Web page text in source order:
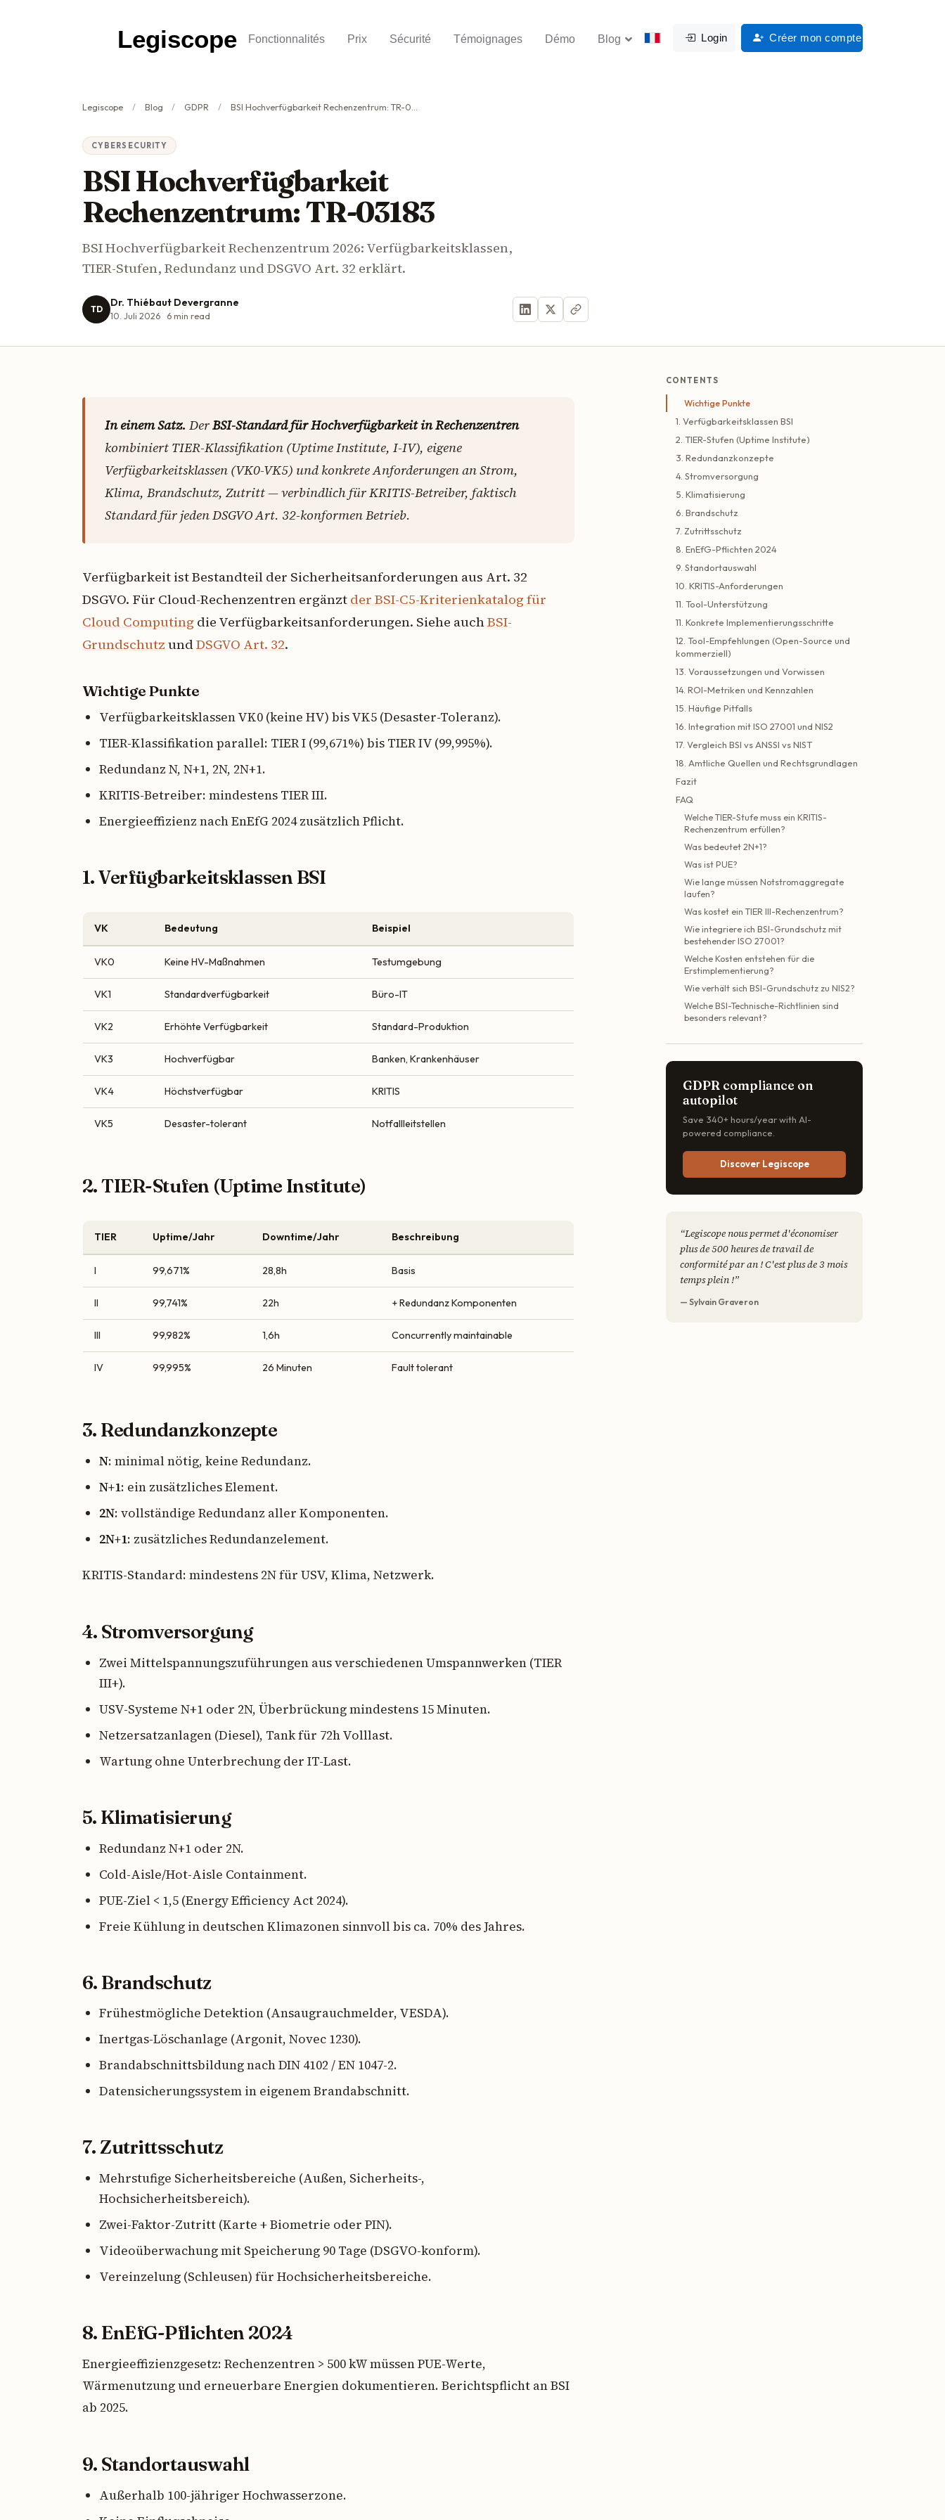
Legiscope Fonctionnalités Prix Sécurité Témoignages Démo Blog Login Créer mon compte
Legiscope Blog GDPR BSI Hochverfügbarkeit Rechenzentrum: TR-03183
CYBERSECURITY
BSI Hochverfügbarkeit
Rechenzentrum: TR-03183
BSI Hochverfügbarkeit Rechenzentrum 2026: Verfügbarkeitsklassen,
TIER-Stufen, Redundanz und DSGVO Art. 32 erklärt.
TD Dr. Thiébaut Devergranne
10. Juli 2026 6 min read
In einem Satz. DerBSI-Standard für Hochverfügbarkeit in Rechenzentren
kombiniert TIER-Klassifikation (Uptime Institute, I-IV), eigene
Verfügbarkeitsklassen (VK0-VK5) und konkrete Anforderungen an Strom,
Klima, Brandschutz, Zutritt — verbindlich für KRITIS-Betreiber, faktisch
Standard für jeden DSGVO Art. 32-konformen Betrieb.
Verfügbarkeit ist Bestandteil der Sicherheitsanforderungen aus Art. 32
DSGVO. Für Cloud-Rechenzentren ergänzt der BSI-C5-Kriterienkatalog für
Cloud Computing die Verfügbarkeitsanforderungen. Siehe auchBSI-
Grundschutz und DSGVO Art. 32.
Wichtige Punkte
Verfügbarkeitsklassen VK0 (keine HV) bis VK5 (Desaster-Toleranz).
TIER-Klassifikation parallel: TIER I (99,671%) bis TIER IV (99,995%).
Redundanz N, N+1, 2N, 2N+1.
KRITIS-Betreiber: mindestens TIER III.
Energieeffizienz nach EnEfG 2024 zusätzlich Pflicht.
1. Verfügbarkeitsklassen BSI
VK Bedeutung Beispiel
VK0 Keine HV-Maßnahmen Testumgebung
VK1 Standardverfügbarkeit Büro-IT
VK2 Erhöhte Verfügbarkeit Standard-Produktion
VK3 Hochverfügbar Banken, Krankenhäuser
VK4 Höchstverfügbar KRITIS
VK5 Desaster-tolerant Notfallleitstellen
2. TIER-Stufen (Uptime Institute)
TIER Uptime/Jahr Downtime/Jahr Beschreibung
I 99,671% 28,8h Basis
II 99,741% 22h + Redundanz Komponenten
III 99,982% 1,6h Concurrently maintainable
IV 99,995% 26 Minuten Fault tolerant
3. Redundanzkonzepte
N: minimal nötig, keine Redundanz.
N+1: ein zusätzliches Element.
2N: vollständige Redundanz aller Komponenten.
2N+1: zusätzliches Redundanzelement.
KRITIS-Standard: mindestens 2N für USV, Klima, Netzwerk.
4. Stromversorgung
Zwei Mittelspannungszuführungen aus verschiedenen Umspannwerken (TIER
III+).
USV-Systeme N+1 oder 2N, Überbrückung mindestens 15 Minuten.
Netzersatzanlagen (Diesel), Tank für 72h Volllast.
Wartung ohne Unterbrechung der IT-Last.
5. Klimatisierung
Redundanz N+1 oder 2N.
Cold-Aisle/Hot-Aisle Containment.
PUE-Ziel < 1,5 (Energy Efficiency Act 2024).
Freie Kühlung in deutschen Klimazonen sinnvoll bis ca. 70% des Jahres.
6. Brandschutz
Frühestmögliche Detektion (Ansaugrauchmelder, VESDA).
Inertgas-Löschanlage (Argonit, Novec 1230).
Brandabschnittsbildung nach DIN 4102 / EN 1047-2.
Datensicherungssystem in eigenem Brandabschnitt.
7. Zutrittsschutz
Mehrstufige Sicherheitsbereiche (Außen, Sicherheits-,
Hochsicherheitsbereich).
Zwei-Faktor-Zutritt (Karte + Biometrie oder PIN).
Videoüberwachung mit Speicherung 90 Tage (DSGVO-konform).
Vereinzelung (Schleusen) für Hochsicherheitsbereiche.
8. EnEfG-Pflichten 2024
Energieeffizienzgesetz: Rechenzentren > 500 kW müssen PUE-Werte,
Wärmenutzung und erneuerbare Energien dokumentieren. Berichtspflicht an BSI
ab 2025.
9. Standortauswahl
Außerhalb 100-jähriger Hochwasserzone.
CONTENTS
Wichtige Punkte
1. Verfügbarkeitsklassen BSI
2. TIER-Stufen (Uptime Institute)
3. Redundanzkonzepte
4. Stromversorgung
5. Klimatisierung
6. Brandschutz
7. Zutrittsschutz
8. EnEfG-Pflichten 2024
9. Standortauswahl
10. KRITIS-Anforderungen
11. Tool-Unterstützung
11. Konkrete Implementierungsschritte
12. Tool-Empfehlungen (Open-Source und
kommerziell)
13. Voraussetzungen und Vorwissen
14. ROI-Metriken und Kennzahlen
15. Häufige Pitfalls
16. Integration mit ISO 27001 und NIS2
17. Vergleich BSI vs ANSSI vs NIST
18. Amtliche Quellen und Rechtsgrundlagen
Fazit
FAQ
Welche TIER-Stufe muss ein KRITIS-
Rechenzentrum erfüllen?
Was bedeutet 2N+1?
Was ist PUE?
Wie lange müssen Notstromaggregate
laufen?
Was kostet ein TIER III-Rechenzentrum?
Wie integriere ich BSI-Grundschutz mit
bestehender ISO 27001?
Welche Kosten entstehen für die
Erstimplementierung?
Wie verhält sich BSI-Grundschutz zu NIS2?
Welche BSI-Technische-Richtlinien sind
besonders relevant?
GDPR compliance on
autopilot
Save 340+ hours/year with AI-
powered compliance.
Discover Legiscope
“Legiscope nous permet d'économiser
plus de 500 heures de travail de
conformité par an ! C'est plus de 3 mois
temps plein !”
— Sylvain Graveron